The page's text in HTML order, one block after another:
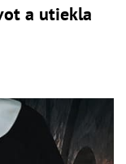
a utiekla